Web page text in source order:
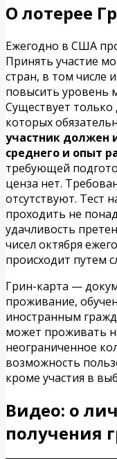
О лотерее
Ежегодно в США
Принять участие
стран, в том числе
повысить уровень
Существует
которых
участник должен
среднего и опыт
требующей
ценза нет.
отсутствуют. Тест
проходить не
удачливость
чисел октября
происходит путем
Грин-карта —
проживание,
иностранным
может проживать
неограниченное
возможность
кроме участия в
Видео: о
получения